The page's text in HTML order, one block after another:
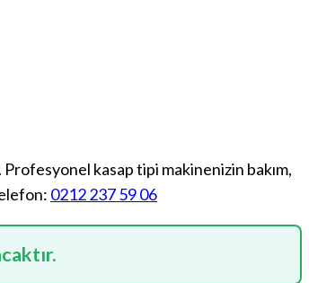
kasap tipi makinenizin bakım,
0212 237 59 06